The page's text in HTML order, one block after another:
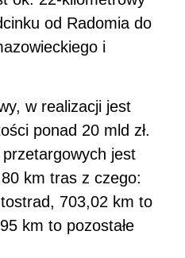
od Radomia do
i
w realizacji jest
ponad 20 mld zł.
jest
km tras z czego:
703,02 km to
km to pozostałe